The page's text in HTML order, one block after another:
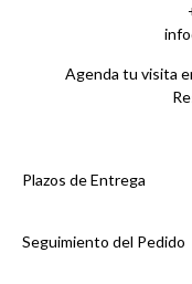
Agenda tu visita
Plazos de Entrega
Seguimiento del Pedido